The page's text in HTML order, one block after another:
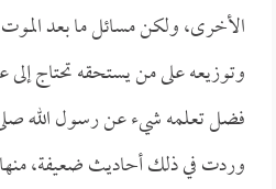
الأخرى، ولكن مسائل ما بعد
وتوزيعه على من يستحقه تحتاج إلى
فضل تعلمه شيء عن رسول الله
وردت في ذلك أحاديث ضعيفة،